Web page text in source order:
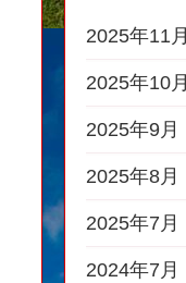
2025年11月
2025年10月
2025年9月
2025年8月
2025年7月
2024年7月